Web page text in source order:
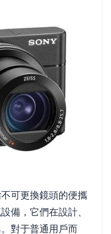
可更換鏡頭的便攜
備，它們在設計、
對于普通用戶而